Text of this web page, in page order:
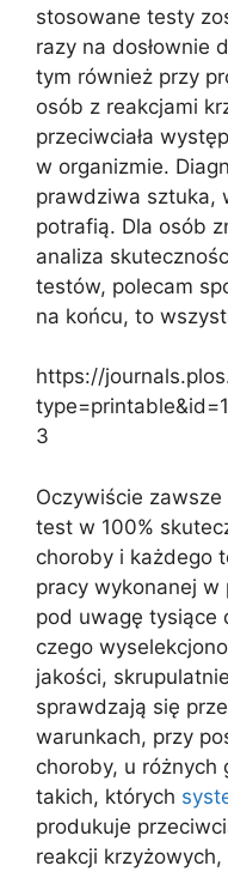
stosowane testy
razy na dosłownie
tym również przy
osób z reakcjami
przeciwciała
w organizmie.
prawdziwa sztuka,
potrafią. Dla osób
analiza
testów, polecam
na końcu, to
https://
3
Oczywiście
test w 100%
choroby i każdego
pracy wykonanej
pod uwagę tysiące
czego
jakości,
sprawdzają się
warunkach, przy
choroby, u różnych
takich, których
produkuje
reakcji